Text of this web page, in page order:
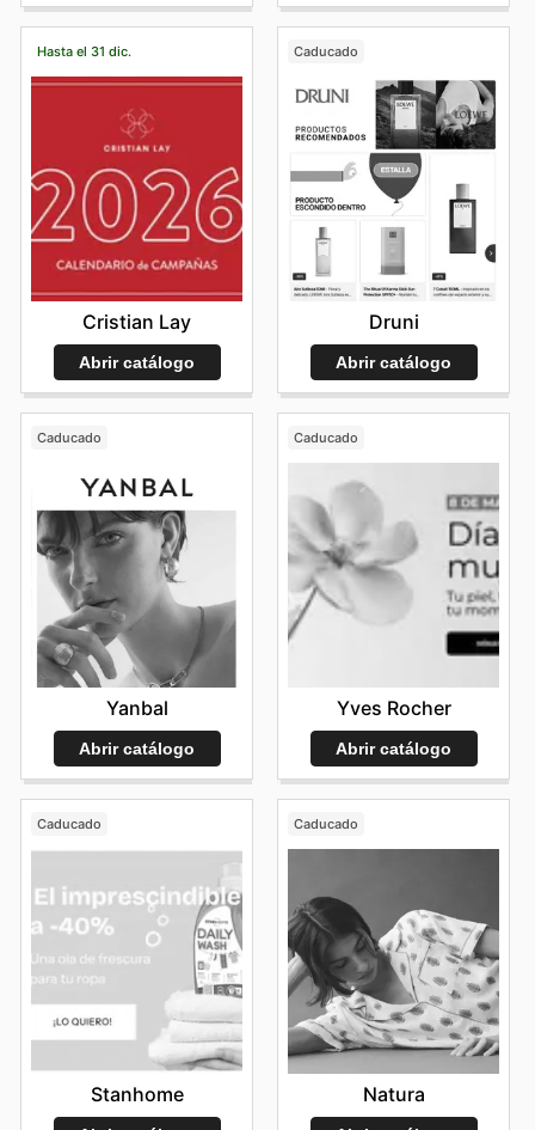
Hasta el 31 dic.
Cristian Lay
Abrir catálogo
Caducado
Druni
Abrir catálogo
Caducado
Yanbal
Abrir catálogo
Caducado
Yves Rocher
Abrir catálogo
Caducado
Stanhome
Caducado
Natura